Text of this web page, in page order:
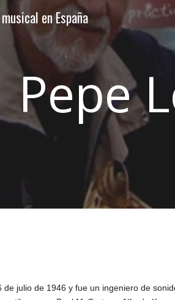
en España
Pepe
de julio de 1946 y fue un ingeniero de